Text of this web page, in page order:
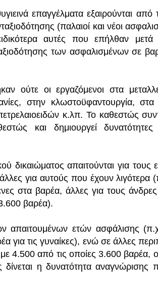
επαγγέλματα εξαιρούνται
(παλαιοί και νέοι
αυτές που επήλθαν
των ασφαλισμένων σε
ούτε οι εργαζόμενοι στα
στην κλωστοϋφαντουργία, στα
πετρελαιοειδών κ.λπ. Το καθεστώς
και δημιουργεί δυνατότητες
δικαιώματος απαιτούνται για τους
για αυτούς που έχουν λιγότερα
στα βαρέα, άλλες για τους
βαρέα).
απαιτουμένων ετών ασφάλισης
τις γυναίκες), ενώ σε άλλες
4.500 από τις οποίες 3.600 βαρέα,
η δυνατότητα αναγνώρισης